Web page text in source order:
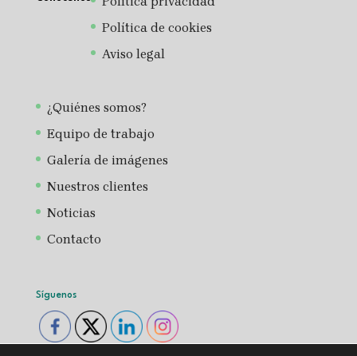
Política de cookies
Aviso legal
¿Quiénes somos?
Equipo de trabajo
Galería de imágenes
Nuestros clientes
Noticias
Contacto
Síguenos